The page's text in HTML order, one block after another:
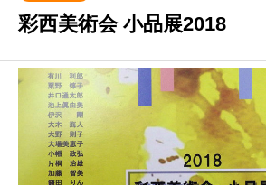
彩西美術会 小品展2018